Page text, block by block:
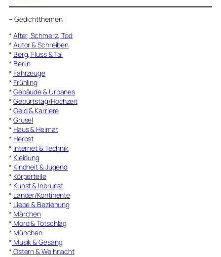
– Gedichtthemen:
* Alter, Schmerz, Tod
* Autor & Schreiben
* Berg, Fluss & Tal
* Berlin
* Fahrzeuge
* Frühling
* Gebäude & Urbanes
* Geburtstag/Hochzeit
* Geld & Karriere
* Grusel
* Haus & Heimat
* Herbst
* Internet & Technik
* Kleidung
* Kindheit & Jugend
* Körperteile
* Kunst & Inbrunst
* Länder/Kontinente
* Liebe & Beziehung
* Märchen
* Mord & Totschlag
* München
* Musik & Gesang
* Ostern & Weihnacht